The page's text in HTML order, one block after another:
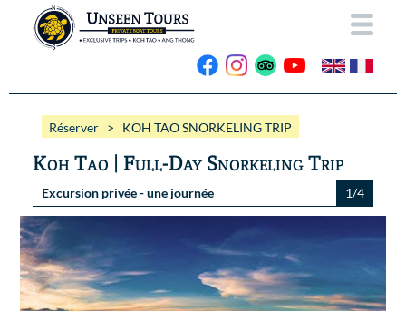
A PROPOS
NOS BATEAUX
Wassana VIP
EXCURSIONS
KOH TAO
CONTACT
Réserver> KOH TAO SNORKELING TRIP
Koh Tao | Full-Day Snorkeling Trip
Excursion privée - une journée 1/4